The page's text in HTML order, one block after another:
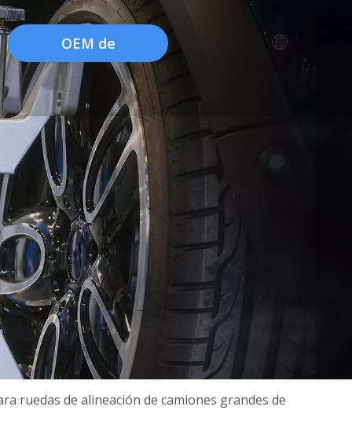
OEM de
fábrica
ruedas de alineación de camiones grandes de